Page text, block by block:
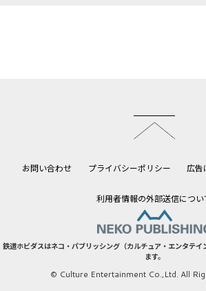
お問い合わせ プライバシーポリシー 広告
利用者情報の外部送信につい
鉄道ホビダスはネコ・パブリッシング（カルチュア・エンタテ
ます。
© Culture Entertainment Co.,Ltd. All